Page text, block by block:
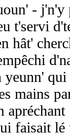
- j'n'y
t'servi
hât'
mains
apréchant
faisait